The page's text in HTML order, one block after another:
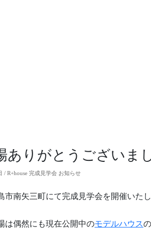
ありがとうございま
/ R+house 完成見学会 お知らせ
市南矢三町にて完成見学会を開催いたし
は偶然にも現在公開中のモデルハウス